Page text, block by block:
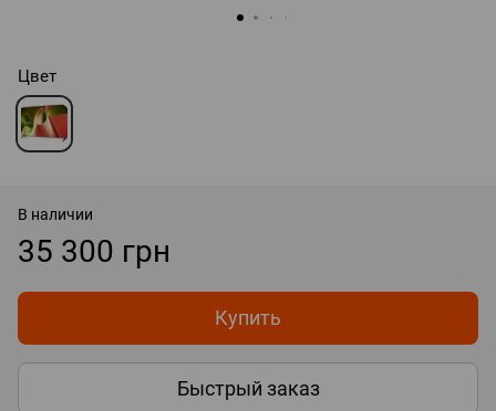
Цвет
В наличии
35 300 грн
Купить
Быстрый заказ